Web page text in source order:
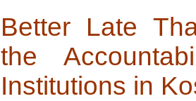
Better Late
the
Institutions in